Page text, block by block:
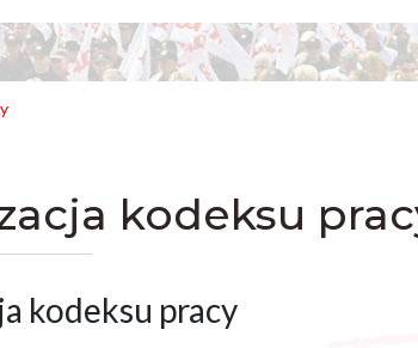
kodeksu
kodeksu pracy